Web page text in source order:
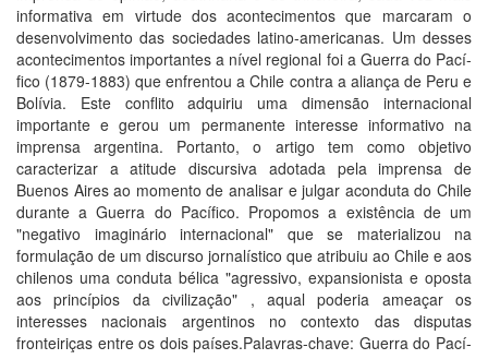
informativa em virtude dos acontecimentos que marcaram o
desenvolvimento das sociedades latino-americanas. Um desses
acontecimentos importantes a ní­vel regional foi a Guerra do Pací­
fico (1879-1883) que enfrentou a Chile contra a aliança de Peru e
Bolí­via. Este conflito adquiriu uma dimensão internacional
importante e gerou um permanente interesse informativo na
imprensa argentina. Portanto, o artigo tem como objetivo
caracterizar a atitude discursiva adotada pela imprensa de
Buenos Aires ao momento de analisar e julgar aconduta do Chile
durante a Guerra do Pací­fico. Propomos a existência de um
"negativo imaginário internacional" que se materializou na
formulação de um discurso jornalí­stico que atribuiu ao Chile e aos
chilenos uma conduta bélica "agressivo, expansionista e oposta
aos princí­pios da civilização" , aqual poderia ameaçar os
interesses nacionais argentinos no contexto das disputas
fronteiriças entre os dois paí­ses.Palavras-chave: Guerra do Pací­